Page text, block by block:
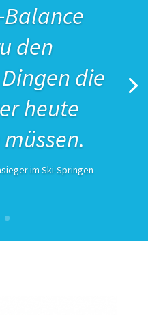
den
die
heute
im Ski-Springen